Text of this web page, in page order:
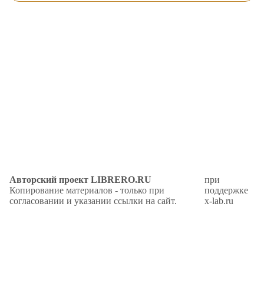
Авторский проект LIBRERO.RU
Копирование материалов - только при
согласовании и указании ссылки на сайт.
при
поддержке
x-lab.ru